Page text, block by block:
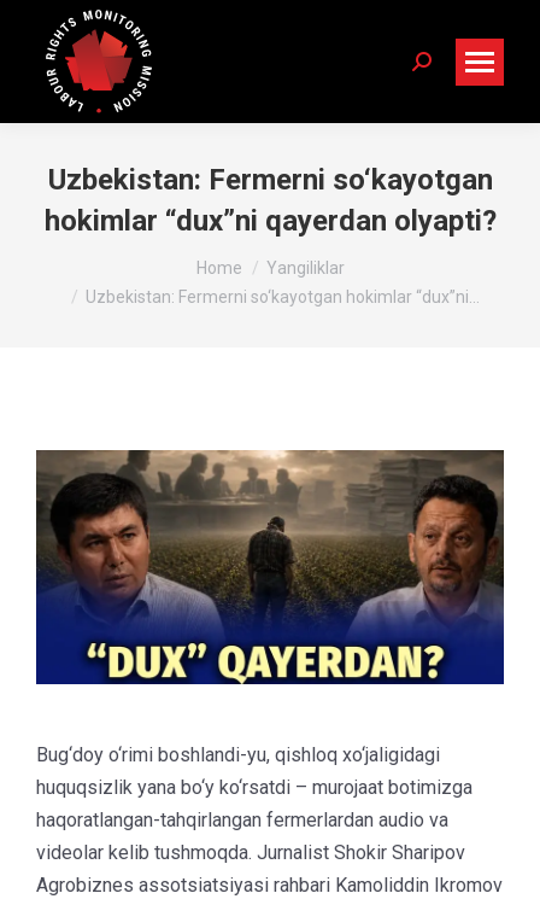
Search:
Uzbekistan: Fermerni so‘kayotgan
hokimlar “dux”ni qayerdan olyapti?
Home
Yangiliklar
Uzbekistan: Fermerni so‘kayotgan hokimlar “dux”ni…
Bug‘doy o‘rimi boshlandi-yu, qishloq xo‘jaligidagi
huquqsizlik yana bo‘y ko‘rsatdi – murojaat botimizga
haqoratlangan-tahqirlangan fermerlardan audio va
videolar kelib tushmoqda. Jurnalist Shokir Sharipov
Agrobiznes assotsiatsiyasi rahbari Kamoliddin Ikromov